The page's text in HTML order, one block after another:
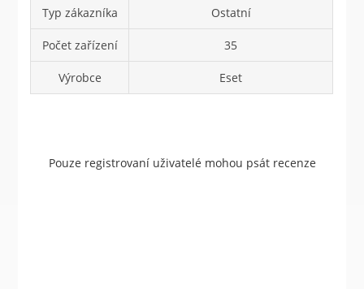
Typ zákazníka Ostatní
Počet zařízení 35
Výrobce Eset
Pouze registrovaní uživatelé mohou psát recenze